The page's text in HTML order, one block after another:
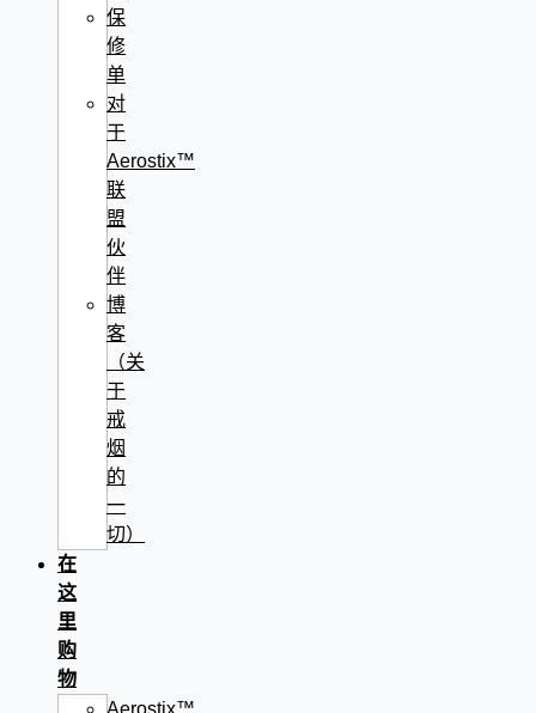
保
修
单
对
于
Aerostix™
联
盟
伙
伴
博
客
（关
于
戒
烟
的
一
切）
在
这
里
购
物
Aerostix™